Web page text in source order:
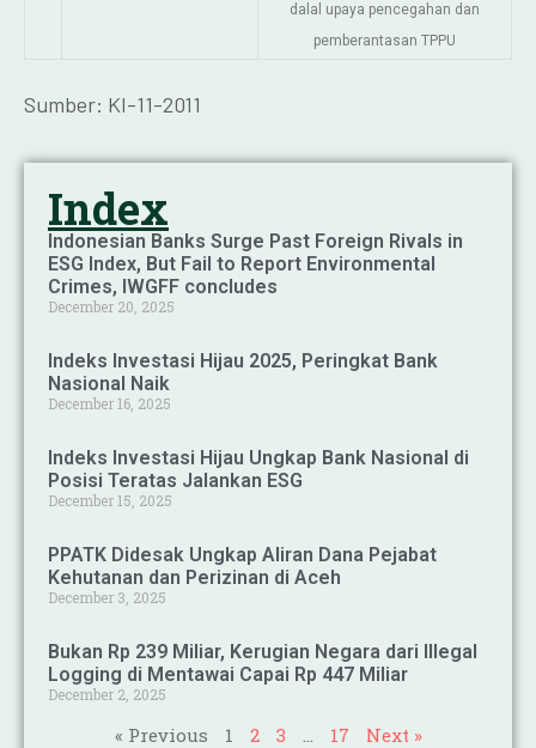
dalal upaya pencegahan dan
pemberantasan TPPU
Sumber: KI-11-2011
Index
Indonesian Banks Surge Past Foreign Rivals in
ESG Index, But Fail to Report Environmental
Crimes, IWGFF concludes
December 20, 2025
Indeks Investasi Hijau 2025, Peringkat Bank
Nasional Naik
December 16, 2025
Indeks Investasi Hijau Ungkap Bank Nasional di
Posisi Teratas Jalankan ESG
December 15, 2025
PPATK Didesak Ungkap Aliran Dana Pejabat
Kehutanan dan Perizinan di Aceh
December 3, 2025
Bukan Rp 239 Miliar, Kerugian Negara dari Illegal
Logging di Mentawai Capai Rp 447 Miliar
December 2, 2025
« Previous 1 2 3 17 Next »